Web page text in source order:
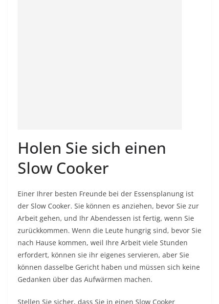
Holen Sie sich einen
Slow Cooker
Einer Ihrer besten Freunde bei der Essensplanung ist
der Slow Cooker. Sie können es anziehen, bevor Sie zur
Arbeit gehen, und Ihr Abendessen ist fertig, wenn Sie
zurückkommen. Wenn die Leute hungrig sind, bevor Sie
nach Hause kommen, weil Ihre Arbeit viele Stunden
erfordert, können sie ihr eigenes servieren, aber Sie
können dasselbe Gericht haben und müssen sich keine
Gedanken über das Aufwärmen machen.
Stellen Sie sicher, dass Sie in einen Slow Cooker